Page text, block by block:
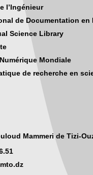
l’Ingénieur
de Documentation en
Science Library
Mondiale
de recherche en
Mammeri de Tizi-